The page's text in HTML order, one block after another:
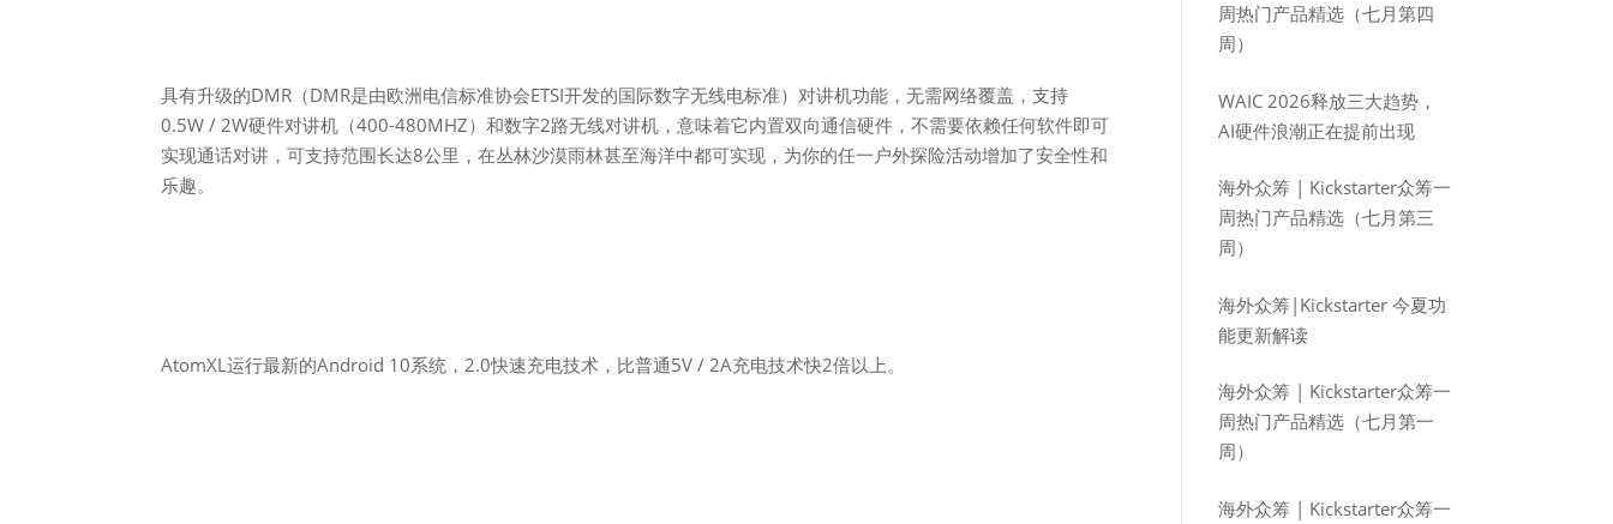
具有升级的DMR（DMR是由欧洲电信标准协会ETSI开发的国际数字无线电标准）对讲机功能，无需网络覆盖，支持
0.5W / 2W硬件对讲机（400-480MHZ）和数字2路无线对讲机，意味着它内置双向通信硬件，不需要依赖任何软件即可
实现通话对讲，可支持范围长达8公里，在丛林沙漠雨林甚至海洋中都可实现，为你的任一户外探险活动增加了安全性和
乐趣。
AtomXL运行最新的Android 10系统，2.0快速充电技术，比普通5V / 2A充电技术快2倍以上。
周热门产品精选（七月第四
周）
WAIC 2026释放三大趋势，
AI硬件浪潮正在提前出现
海外众筹 | Kickstarter众筹一
周热门产品精选（七月第三
周）
海外众筹|Kickstarter 今夏功
能更新解读
海外众筹 | Kickstarter众筹一
周热门产品精选（七月第一
周）
海外众筹 | Kickstarter众筹一